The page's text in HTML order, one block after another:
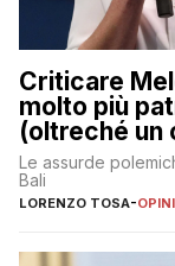
Criticare
molto più
(oltreché un
Le assurde
Bali
LORENZO TOSA-